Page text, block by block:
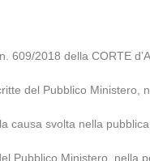
609/2018 della CORTE
del Pubblico Ministero,
causa svolta nella
Pubblico Ministero, nella